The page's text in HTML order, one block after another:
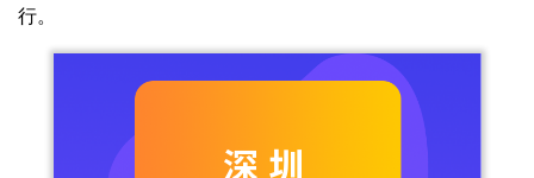
行。